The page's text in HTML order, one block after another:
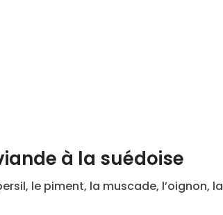
à la suédoise
le piment, la muscade, l’oignon, la